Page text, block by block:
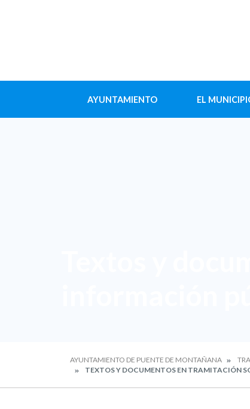
AYUNTAMIENTO EL
AYUNTAMIENTO DE PUENTE DE MONTAÑANA
TEXTOS Y DOCUMENTOS EN TRAMITACIÓN